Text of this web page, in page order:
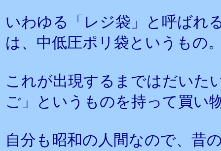
いわゆる「レジ袋」と呼ばれ
は、中低圧ポリ袋というもの
これが出現するまではだいた
ご」というものを持って買い
自分も昭和の人間なので、昔